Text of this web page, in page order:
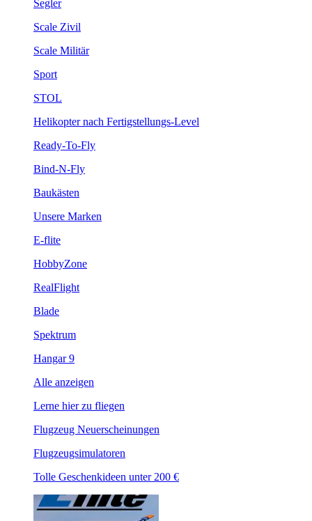
Segler
Scale Zivil
Scale Militär
Sport
STOL
Helikopter nach Fertigstellungs-Level
Ready-To-Fly
Bind-N-Fly
Baukästen
Unsere Marken
E-flite
HobbyZone
RealFlight
Blade
Spektrum
Hangar 9
Alle anzeigen
Lerne hier zu fliegen
Flugzeug Neuerscheinungen
Flugzeugsimulatoren
Tolle Geschenkideen unter 200 €